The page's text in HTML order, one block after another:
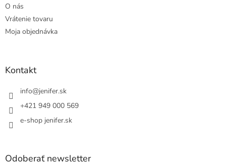
O nás
Vrátenie tovaru
Moja objednávka
Kontakt
info@jenifer.sk
+421 949 000 569
e-shop jenifer.sk
Odoberať newsletter